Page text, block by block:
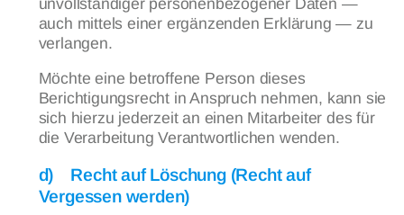
auch mittels einer ergänzenden Erklärung — zu
verlangen.
Möchte eine betroffene Person dieses
Berichtigungsrecht in Anspruch nehmen, kann sie
sich hierzu jederzeit an einen Mitarbeiter des für
die Verarbeitung Verantwortlichen wenden.
d) Recht auf Löschung (Recht auf
Vergessen werden)